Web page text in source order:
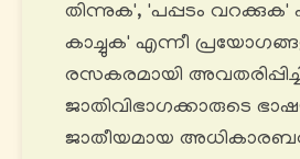
തിന്നുക', 'പപ്പടം
കാച്ചുക' എന്നീ
രസകരമായി
ജാതിവിഭാഗക്കാരുടെ
ജാതീയമായ